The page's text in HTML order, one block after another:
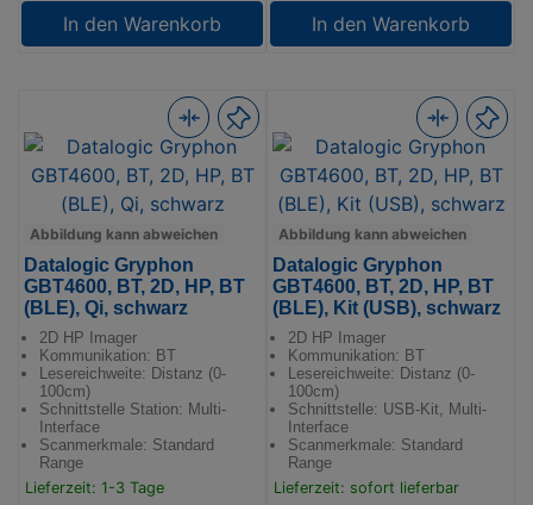
In den Warenkorb In den Warenkorb
Abbildung kann abweichen
Datalogic Gryphon
GBT4600, BT, 2D, HP, BT
(BLE), Qi, schwarz
2D HP Imager
Kommunikation: BT
Lesereichweite: Distanz (0-
100cm)
Schnittstelle Station: Multi-
Interface
Scanmerkmale: Standard
Range
Lieferzeit: 1-3 Tage
Abbildung kann abweichen
Datalogic Gryphon
GBT4600, BT, 2D, HP, BT
(BLE), Kit (USB), schwarz
2D HP Imager
Kommunikation: BT
Lesereichweite: Distanz (0-
100cm)
Schnittstelle: USB-Kit, Multi-
Interface
Scanmerkmale: Standard
Range
Lieferzeit: sofort lieferbar